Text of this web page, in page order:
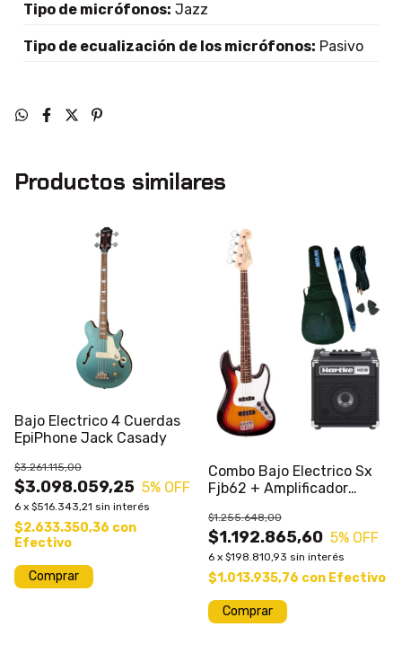
Tipo de micrófonos: Jazz
Tipo de ecualización de los micrófonos: Pasivo
Productos similares
Bajo Electrico 4 Cuerdas
EpiPhone Jack Casady
$3.098.059,25
$3.261.115,00
5% OFF
6 x $516.343,21 sin interés
$2.633.350,36 con
Efectivo
Comprar
Combo Bajo Electrico Sx
Fjb62 + Amplificador
$1.192.865,60
$1.255.648,00
5% OFF
6 x $198.810,93 sin interés
$1.013.935,76 con Efectivo
Comprar